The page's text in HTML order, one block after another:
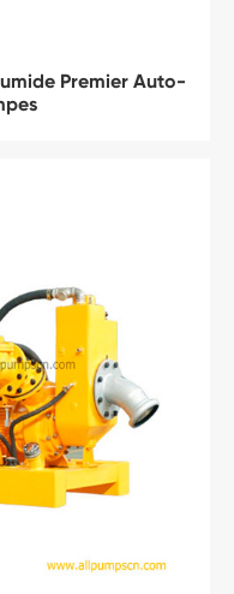
Premier Auto-